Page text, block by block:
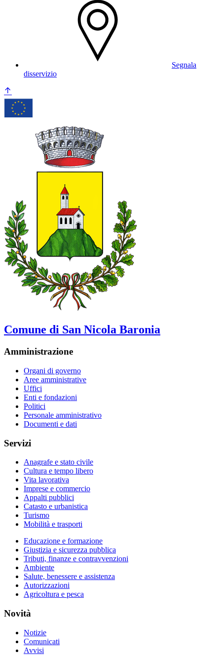
Segnala
disservizio
Comune di San Nicola Baronia
Amministrazione
Organi di governo
Aree amministrative
Uffici
Enti e fondazioni
Politici
Personale amministrativo
Documenti e dati
Servizi
Anagrafe e stato civile
Cultura e tempo libero
Vita lavorativa
Imprese e commercio
Appalti pubblici
Catasto e urbanistica
Turismo
Mobilità e trasporti
Educazione e formazione
Giustizia e sicurezza pubblica
Tributi, finanze e contravvenzioni
Ambiente
Salute, benessere e assistenza
Autorizzazioni
Agricoltura e pesca
Novità
Notizie
Comunicati
Avvisi